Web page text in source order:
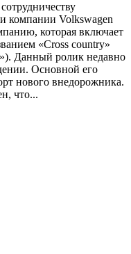
компании Volkswagen
которая включает
«Cross country»
Данный ролик недавно
Основной его
нового внедорожника.
что...